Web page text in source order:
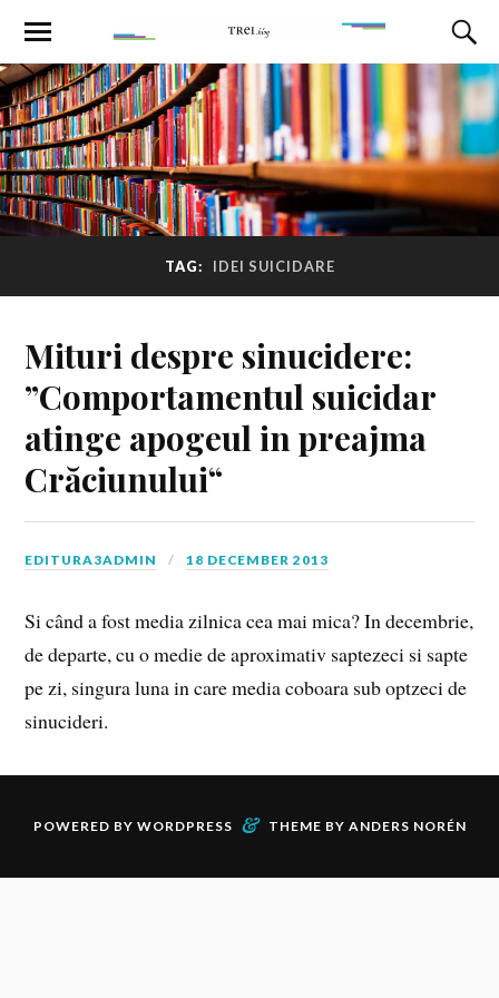
TAG: IDEI SUICIDARE
Mituri despre sinucidere:
”Comportamentul suicidar
atinge apogeul in preajma
Crăciunului“
EDITURA3ADMIN 18 DECEMBER 2013
Si când a fost media zilnica cea mai mica? In decembrie,
de departe, cu o medie de aproximativ saptezeci si sapte
pe zi, singura luna in care media coboara sub optzeci de
sinucideri.
POWERED BY WORDPRESS & THEME BY ANDERS NORÉN